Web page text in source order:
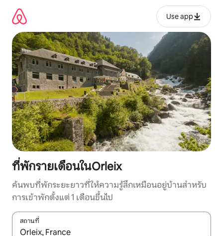
เนื้อหา
Use app
ที่พักรายเดือนในOrleix
ค้นพบที่พักระยะยาวที่ให้ความรู้สึกเหมือนอยู่บ้านสำหรับ
การเข้าพักตั้งแต่ 1 เดือนขึ้นไป
สถานที่
ใช้ลูกศรขึ้นลง หรือใช้การสัมผัสหรือปัด เพื่อสำรวจผลการค้นหา